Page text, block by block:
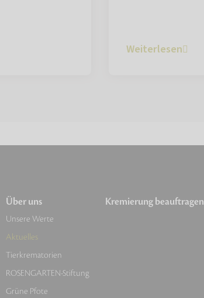
Weiterlesen
Über uns
Unsere Werte
Aktuelles
Tierkrematorien
ROSENGARTEN-Stiftung
Grüne Pfote
Kremierung beauftragen